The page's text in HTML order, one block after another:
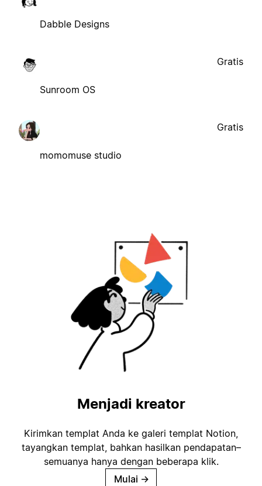
Dabble Designs
Sunroom OS
Gratis
momomuse studio
Gratis
Menjadi kreator
Kirimkan templat Anda ke galeri templat Notion,
tayangkan templat, bahkan hasilkan pendapatan–
semuanya hanya dengan beberapa klik.
Mulai →